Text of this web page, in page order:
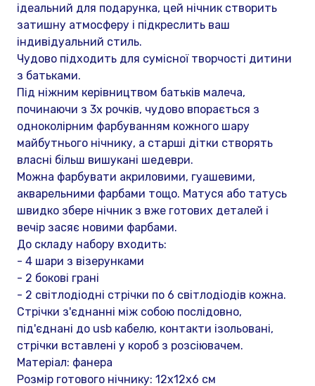
ідеальний для подарунка, цей нічник створить
затишну атмосферу і підкреслить ваш
індивідуальний стиль.
Чудово підходить для сумісної творчості дитини
з батьками.
Під ніжним керівництвом батьків малеча,
починаючи з 3х рочків, чудово впорається з
одноколірним фарбуванням кожного шару
майбутнього нічнику, а старші дітки створять
власні більш вишукані шедеври.
Можна фарбувати акриловими, гуашевими,
акварельними фарбами тощо. Матуся або татусь
швидко збере нічник з вже готових деталей і
вечір засяє новими фарбами.
До складу набору входить:
- 4 шари з візерунками
- 2 бокові грані
- 2 світлодіодні стрічки по 6 світлодіодів кожна.
Стрічки з'єднанні між собою послідовно,
під'єднані до usb кабелю, контакти ізольовані,
стрічки вставлені у короб з розсіювачем.
Матеріал: фанера
Розмір готового нічнику: 12х12х6 см